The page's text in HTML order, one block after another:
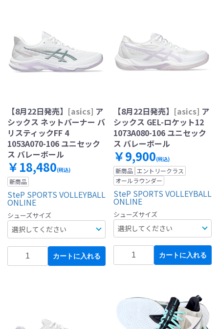
【8月22日発売】 [asics] ア
シックス ネットバーナー バ
リスティックFF 4
1053A070-106 ユニセック
ス バレーボール
￥18,480(税込)
新商品
SteP SPORTS VOLLEYBALL
ONLINE
シューズサイズ
カートに入れる
【8月22日発売】 [asics] ア
シックス GEL-ロケット12
1073A080-106 ユニセック
ス バレーボール
￥9,900(税込)
新商品 エントリークラス
オールラウンダー
SteP SPORTS VOLLEYBALL
ONLINE
シューズサイズ
カートに入れる